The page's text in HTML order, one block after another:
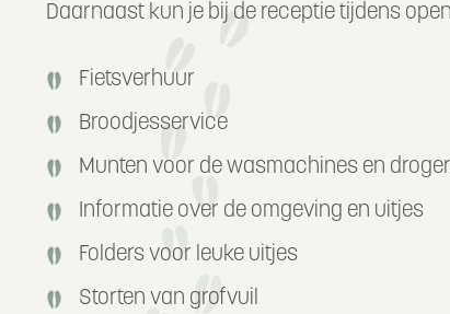
Daarnaast kun je bij de receptie tijdens
Fietsverhuur
Broodjesservice
Munten voor de wasmachines en
Informatie over de omgeving en uitjes
Folders voor leuke uitjes
Storten van grofvuil